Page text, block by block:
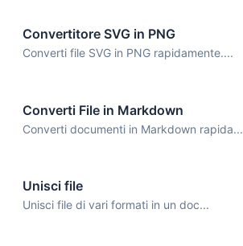
Convertitore SVG in PNG
Converti file SVG in PNG rapidamente....
Converti File in Markdown
Converti documenti in Markdown rapida...
Unisci file
Unisci file di vari formati in un doc...